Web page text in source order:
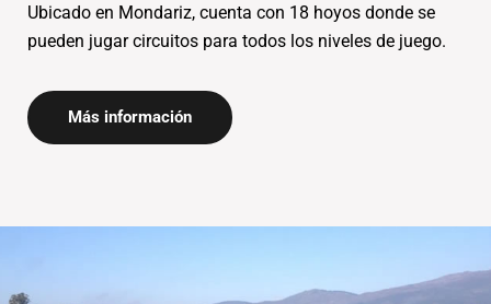
Ubicado en Mondariz, cuenta con 18 hoyos donde se
Más información